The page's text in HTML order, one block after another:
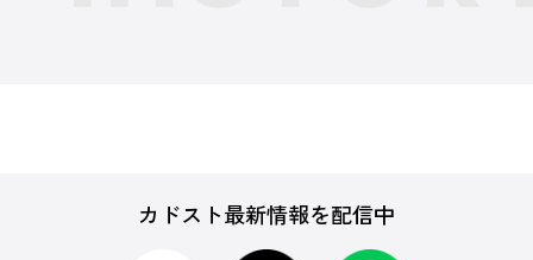
カドスト最新情報を配信中